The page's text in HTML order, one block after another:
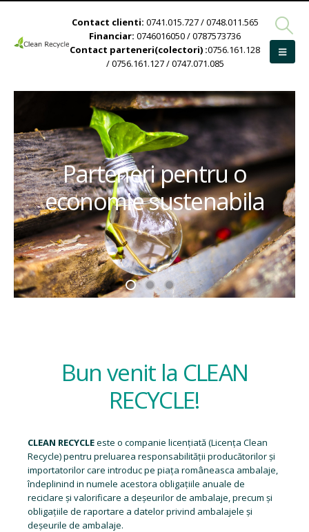
Contact clienti: 0741.015.727 / 0748.011.565
Financiar: 0746016050 / 0787573736
Contact parteneri(colectori) :0756.161.128
/ 0756.161.127 / 0747.071.085
Parteneri pentru o
economie sustenabila
Bun venit la CLEAN
RECYCLE!
CLEAN RECYCLEeste o companie licențiată (Licența Clean
Recycle) pentru preluarea responsabilității producătorilor și
importatorilor care introduc pe piața româneasca ambalaje,
îndeplinind in numele acestora obligațiile anuale de
reciclare și valorificare a deșeurilor de ambalaje, precum și
obligațiile de raportare a datelor privind ambalajele și
deșeurile de ambalaje.